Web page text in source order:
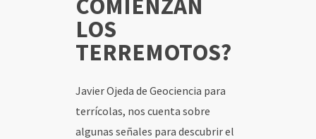
CONTENIDOS
SOCIOS
LOS
TERREMOTOS?
Javier Ojeda de Geociencia para
terrícolas, nos cuenta sobre
algunas señales para descubrir el